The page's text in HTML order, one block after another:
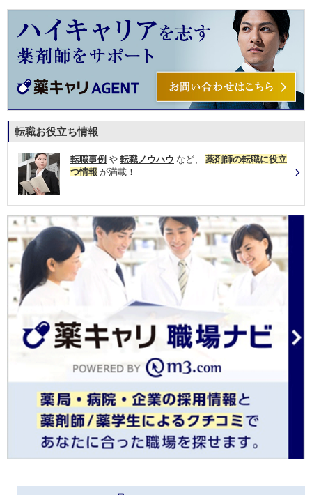
転職お役立ち情報
転職事例 や 転職ノウハウ など、 薬剤師の転職に役立
つ情報 が満載！